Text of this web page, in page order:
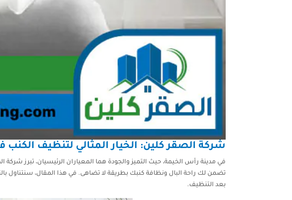
شركة الصقر كلين: الخيار المثالي لتنظيف
في مدينة رأس الخيمة، حيث التميز والجودة هما المعياران الرئيسيان، تبرز
تضمن لك راحة البال ونظافة كنبك بطريقة لا تضاهى. في هذا المقال، سنتناول
بعد التنظيف.